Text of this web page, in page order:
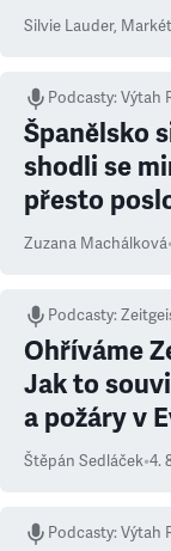
Silvie Lauder,
Podcasty:Výtah
Španělsko
shodli se
přesto
Zuzana Machálková•
Podcasty:
Ohříváme
Jak to
a požáry v
Štěpán Sedláček•4.
Podcasty:Výtah